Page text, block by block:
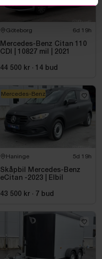
Göteborg 6d 19h
Mercedes-Benz Citan 110
CDI | 10827 mil | 2021
44 500 kr · 14 bud
Haninge 5d 19h
Skåpbil Mercedes-Benz
eCitan -2023 | Elbil
43 500 kr · 7 bud
Mercedes-Benz